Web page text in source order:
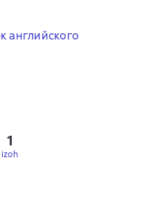
английского
1
izoh